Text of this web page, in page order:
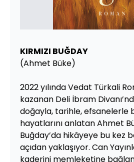
KIRMIZI BUĞDAY
(Ahmet Büke)
2022 yılında Vedat Türkali
kazanan Deli İbram
doğayla, tarihle, efsanelerle
hayatlarını anlatan Ahmet
Buğday’da hikâyeye bu kez
açıdan yaklaşıyor. Can
kaderini memleketine